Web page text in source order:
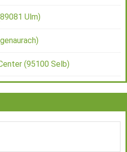
Ulm)
(95100 Selb)